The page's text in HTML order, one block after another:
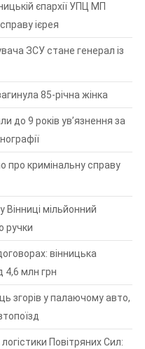
єпархії УПЦ МП
ієрея
ЗСУ стане генерал із
85-річна жінка
до 9 років ув’язнення за
про кримінальну справу
Вінниці мільйонний
ручки
вінницька
4,6 млн грн
згорів у палаючому авто,
Повітряних Сил: